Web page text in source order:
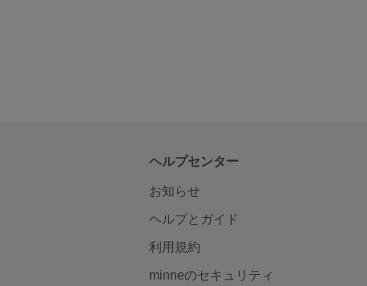
ヘルプセンター
お知らせ
ヘルプとガイド
利用規約
minneのセキュリティ